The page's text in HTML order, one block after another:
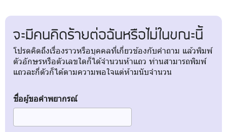
จะมีคนคิดร้ายต่อฉันหรือไม่ในขณะนี้
โปรดคิดถึงเรื่องราวหรือบุคคลที่เกี่ยวข้องกับคำถาม แล้วพิมพ์
ตัวอักษรหรือตัวเลขใดก็ได้จำนวนห้าแถว ท่านสามารถพิมพ์
แถวละกี่ตัวก็ได้ตามความพอใจแต่ห้ามนับจำนวน
ชื่อผู้ขอคำพยากรณ์